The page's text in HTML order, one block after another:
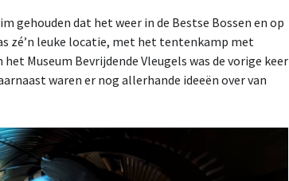
gehouden dat het weer in de Bestse Bossen en op
zé’n leuke locatie, met het tentenkamp met
Museum Bevrijdende Vleugels was de vorige keer
waren er nog allerhande ideeën over van